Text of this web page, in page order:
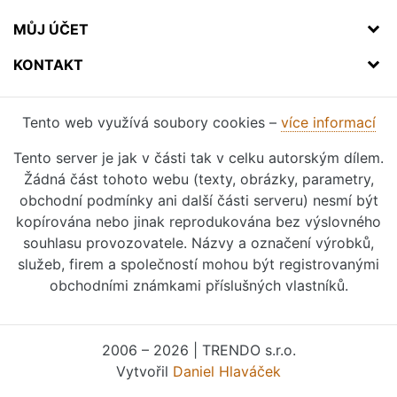
MŮJ ÚČET
KONTAKT
Tento web využívá soubory cookies – více informací
Tento server je jak v části tak v celku autorským dílem.
Žádná část tohoto webu (texty, obrázky, parametry,
obchodní podmínky ani další části serveru) nesmí být
kopírována nebo jinak reprodukována bez výslovného
souhlasu provozovatele. Názvy a označení výrobků,
služeb, firem a společností mohou být registrovanými
obchodními známkami příslušných vlastníků.
2006 – 2026 | TRENDO s.r.o.
Vytvořil Daniel Hlaváček